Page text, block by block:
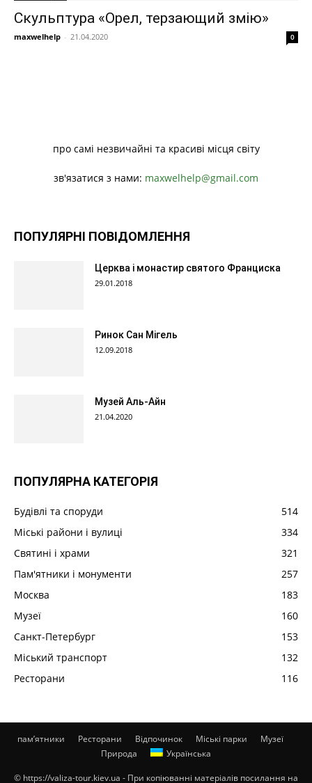
Скульптура «Орел, терзающий змію»
maxwelhelp - 21.04.2020 0
про самі незвичайні та красиві місця світу
зв'язатися з нами: maxwelhelp@gmail.com
ПОПУЛЯРНІ ПОВІДОМЛЕННЯ
Церква і монастир святого Франциска
29.01.2018
Ринок Сан Мігель
12.09.2018
Музей Аль-Айн
21.04.2020
ПОПУЛЯРНА КАТЕГОРІЯ
Будівлі та споруди
514
Міські райони і вулиці
334
Святині і храми
321
Пам'ятники і монументи
257
Москва
183
Музеї
160
Санкт-Петербург
153
Міський транспорт
132
Ресторани
116
пам’ятники Ресторани Відпочинок Міські парки
Музеї
Природа
Українська
© https://valiza-tour.kiev.ua - При копіюванні матеріалів посилання на